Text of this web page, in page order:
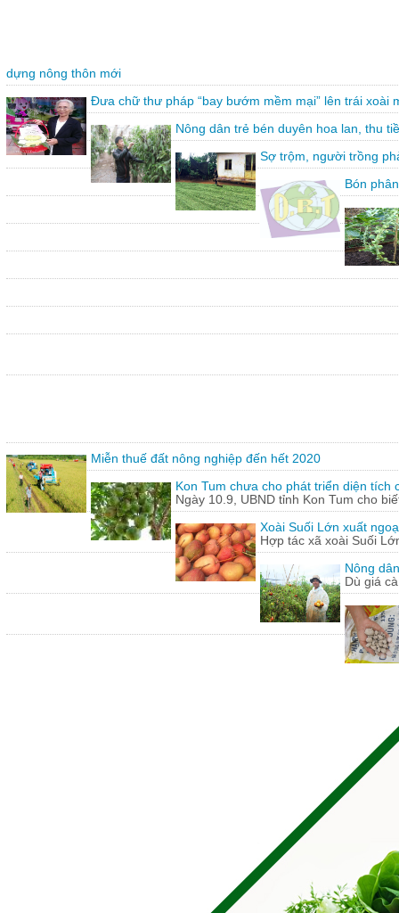
dựng nông thôn mới
Đưa chữ thư pháp “bay bướm mềm mại” lên trái xoài
Nông dân trẻ bén duyên hoa lan, thu
Sợ trộm, người trồng
Bón
Miễn thuế đất nông nghiệp đến hết 2020
Kon Tum chưa cho phát triển diện tích
Ngày 10.9, UBND tỉnh Kon Tum cho
Xoài Suối Lớn xuất
Hợp tác xã xoài Suối
Nông
Dù giá